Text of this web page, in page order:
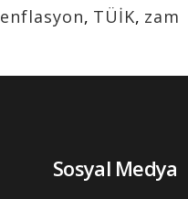
enflasyon, TÜİK, zam
Sosyal Medya